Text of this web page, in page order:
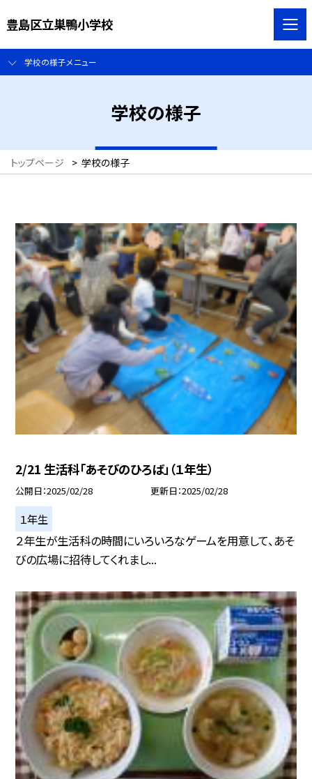
豊島区立巣鴨小学校
学校の様子メニュー
学校の様子
トップページ > 学校の様子
2/21 生活科「あそびのひろば」（１年生）
公開日 2025/02/28 更新日 2025/02/28
１年生
２年生が生活科の時間にいろいろなゲームを用意して、あそ
びの広場に招待してくれまし...